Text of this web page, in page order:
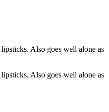
Also goes well alone as
Also goes well alone as